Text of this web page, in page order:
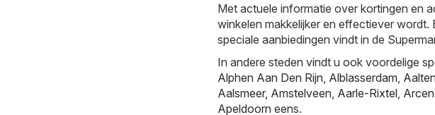
Met actuele informatie over kortingen en
winkelen makkelijker en effectiever
speciale aanbiedingen vindt in de
In andere steden vindt u ook voordelige
Alphen Aan Den Rijn Alblasserdam
Aalsmeer, Amstelveen Aarle-Rixtel Arcen
Apeldoorn eens.